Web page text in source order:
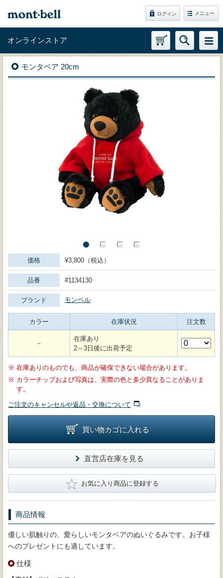
ログイン メニュー
オンラインストア
モンタベア 20cm
価格 ¥3,800（税込）
品番 #1134130
ブランド モンベル
カラー 在庫状況 注文数
－
在庫あり
2～3日後に出荷予定
※ 在庫ありのものでも、商品が確保できない場合があります。
※ カラーチップおよび写真は、実際の色と多少異なることがありま
す。
ご注文のキャンセルや返品・交換について
買い物カゴに入れる
直営店在庫を見る
★ お気に入り商品に登録する
商品情報
優しい肌触りの、愛らしいモンタベアのぬいぐるみです。お子様
へのプレゼントにも適しています。
仕様